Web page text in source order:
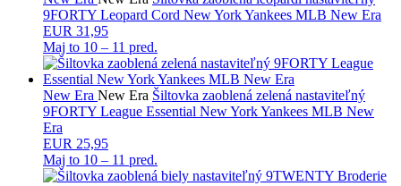
9FORTY Leopard Cord New York Yankees MLB New Era
EUR 31,95
Maj to 10 – 11 pred.
New Era New Era Šiltovka zaoblená zelená nastaviteľný
9FORTY League Essential New York Yankees MLB New
Era
EUR 25,95
Maj to 10 – 11 pred.